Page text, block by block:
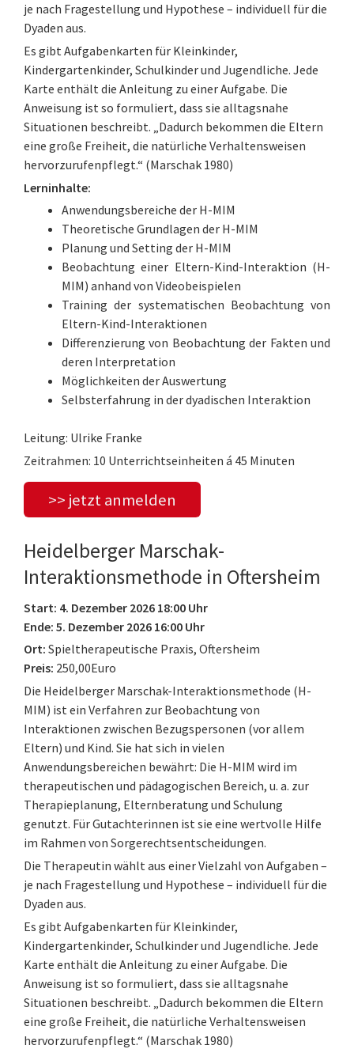
je nach Fragestellung und Hypothese – individuell für die
Dyaden aus.
Es gibt Aufgabenkarten für Kleinkinder,
Kindergartenkinder, Schulkinder und Jugendliche. Jede
Karte enthält die Anleitung zu einer Aufgabe. Die
Anweisung ist so formuliert, dass sie alltagsnahe
Situationen beschreibt. „Dadurch bekommen die Eltern
eine große Freiheit, die natürliche Verhaltensweisen
hervorzurufenpflegt.“ (Marschak 1980)
Lerninhalte:
Anwendungsbereiche der H-MIM
Theoretische Grundlagen der H-MIM
Planung und Setting der H-MIM
Beobachtung einer Eltern-Kind-Interaktion (H-
MIM) anhand von Videobeispielen
Training der systematischen Beobachtung von
Eltern-Kind-Interaktionen
Differenzierung von Beobachtung der Fakten und
deren Interpretation
Möglichkeiten der Auswertung
Selbsterfahrung in der dyadischen Interaktion
Leitung: Ulrike Franke
Zeitrahmen: 10 Unterrichtseinheiten á 45 Minuten
>> jetzt anmelden
Heidelberger Marschak-
Interaktionsmethode in Oftersheim
Start: 4. Dezember 2026 18:00 Uhr
Ende: 5. Dezember 2026 16:00 Uhr
Ort: Spieltherapeutische Praxis, Oftersheim
Preis: 250,00Euro
Die Heidelberger Marschak-Interaktionsmethode (H-
MIM) ist ein Verfahren zur Beobachtung von
Interaktionen zwischen Bezugspersonen (vor allem
Eltern) und Kind. Sie hat sich in vielen
Anwendungsbereichen bewährt: Die H-MIM wird im
therapeutischen und pädagogischen Bereich, u. a. zur
Therapieplanung, Elternberatung und Schulung
genutzt. Für Gutachterinnen ist sie eine wertvolle Hilfe
im Rahmen von Sorgerechtsentscheidungen.
Die Therapeutin wählt aus einer Vielzahl von Aufgaben –
je nach Fragestellung und Hypothese – individuell für die
Dyaden aus.
Es gibt Aufgabenkarten für Kleinkinder,
Kindergartenkinder, Schulkinder und Jugendliche. Jede
Karte enthält die Anleitung zu einer Aufgabe. Die
Anweisung ist so formuliert, dass sie alltagsnahe
Situationen beschreibt. „Dadurch bekommen die Eltern
eine große Freiheit, die natürliche Verhaltensweisen
hervorzurufenpflegt.“ (Marschak 1980)